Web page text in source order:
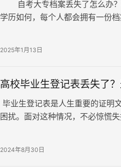
自考大专档案丢失了怎么办？
学历如何，每个人都会拥有一份
2025年1月13日
高校毕业生登记表丢失了？
毕业生登记表是人生重要的证明
困扰。面对这种情况，不必惊慌
2024年8月30日